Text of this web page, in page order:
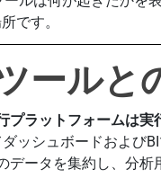
です。
ールと
プラットフォームは実
ッシュボードおよび
ータを集約し、分析